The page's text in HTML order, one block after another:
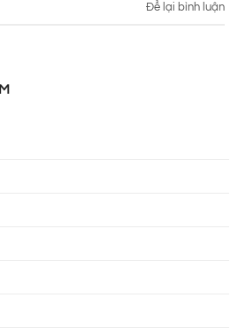
Để lại bình luận